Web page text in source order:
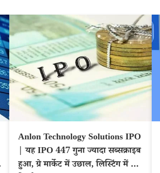
Anlon Technology Solutions IPO
| यह IPO 447 गुना ज्यादा सब्सक्राइब
हुआ, ग्रे मार्केट में उछाल, लिस्टिंग में बड़ा